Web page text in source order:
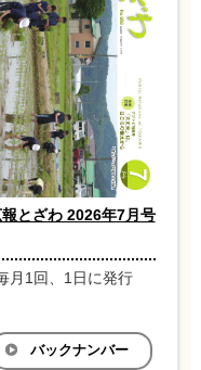
報とざわ 2026年7月号
月1回、1日に発行
バックナンバー